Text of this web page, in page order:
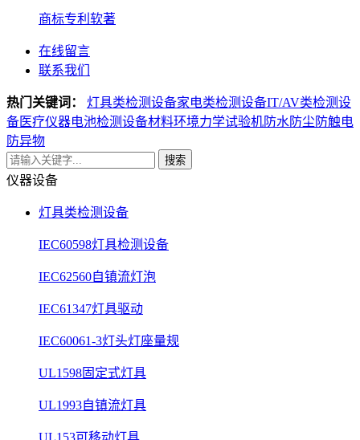
商标专利软著
在线留言
联系我们
热门关键词： 灯具类检测设备家电类检测设备IT/AV类检测设
备医疗仪器电池检测设备材料环境力学试验机防水防尘防触电
防异物
搜索
仪器设备
灯具类检测设备
IEC60598灯具检测设备
IEC62560自镇流灯泡
IEC61347灯具驱动
IEC60061-3灯头灯座量规
UL1598固定式灯具
UL1993自镇流灯具
UL153可移动灯具